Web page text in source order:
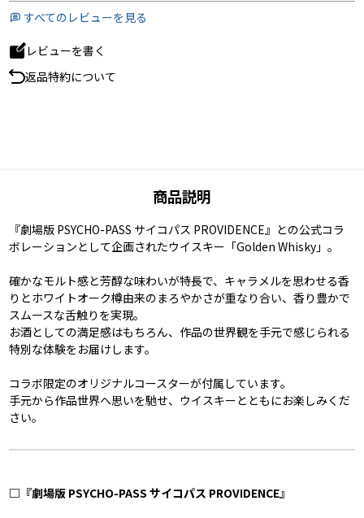
すべてのレビューを見る
レビューを書く
返品特約について
商品説明
『劇場版 PSYCHO-PASS サイコパス PROVIDENCE』との公式コラ
ボレーションとして企画されたウイスキー「Golden Whisky」。
確かなモルト感と芳醇な味わいが特長で、キャラメルを思わせる香
りとホワイトオーク樽由来のまろやかさが重なり合い、香り豊かで
スムースな舌触りを実現。
お酒としての満足感はもちろん、作品の世界観を手元で感じられる
特別な体験をお届けします。
コラボ限定のオリジナルコースターが付属しています。
手元から作品世界へ思いを馳せ、ウイスキーとともにお楽しみくだ
さい。
□『劇場版 PSYCHO-PASS サイコパス PROVIDENCE』